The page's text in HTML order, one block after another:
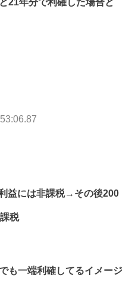
21年分で利確した場合と
益には非課税→その後200
税
も一端利確してるイメージ